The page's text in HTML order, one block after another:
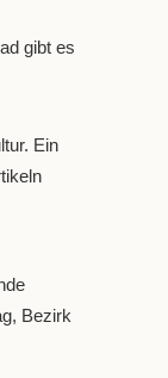
gibt es
Ein
Bezirk